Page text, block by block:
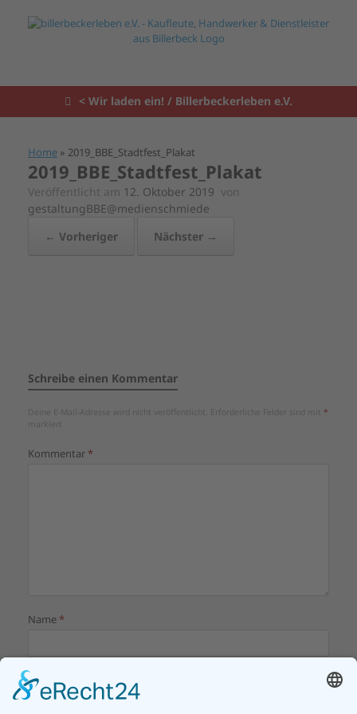
< Wir laden ein! / Billerbeckerleben e.V.
Home » 2019_BBE_Stadtfest_Plakat
2019_BBE_Stadtfest_Plakat
Veröffentlicht am 12. Oktober 2019 von
gestaltungBBE@medienschmiede
← Vorheriger
Nächster →
Schreibe einen Kommentar
Deine E-Mail-Adresse wird nicht veröffentlicht. Erforderliche Felder sind mit *
markiert
Kommentar*
Name*
E-Mail-Adresse